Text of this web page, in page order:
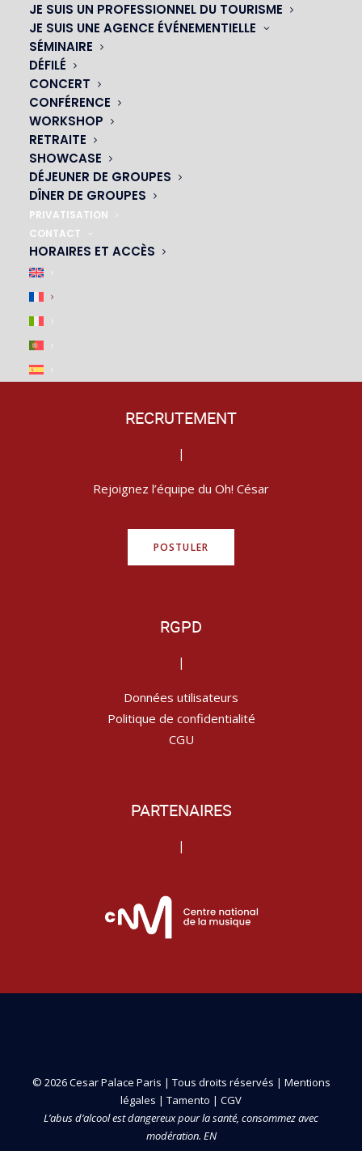
JE SUIS UN PROFESSIONNEL DU TOURISME
JE SUIS UNE AGENCE ÉVÉNEMENTIELLE
SÉMINAIRE
DÉFILÉ
CONCERT
CONFÉRENCE
WORKSHOP
RETRAITE
SHOWCASE
DÉJEUNER DE GROUPES
DÎNER DE GROUPES
PRIVATISATION
CONTACT
HORAIRES ET ACCÈSACCÈS & PARKING
M4, M6, M12, M13
RECRUTEMENT
|
Rejoignez l’équipe du Oh! César
POSTULER
RGPD
|
Données utilisateurs
Politique de confidentialité
CGU
PARTENAIRES
|
© 2026 Cesar Palace Paris | Tous droits réservés | Mentions
légales | Tamento | CGV
L’abus d’alcool est dangereux pour la santé, consommez avec
modération. EN